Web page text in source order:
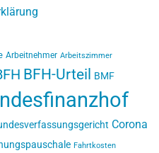
Arbeitnehmer Arbeitszimmer
BFH-Urteil BMF
Corona
Fahrtkosten